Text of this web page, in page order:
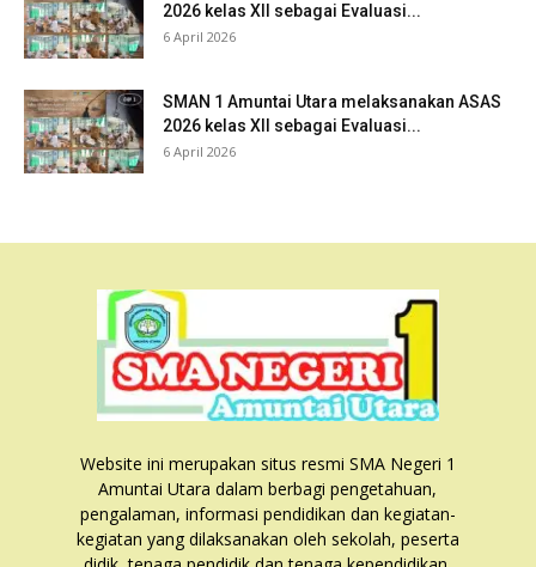
2026 kelas XII sebagai Evaluasi...
6 April 2026
SMAN 1 Amuntai Utara melaksanakan ASAS
2026 kelas XII sebagai Evaluasi...
6 April 2026
Website ini merupakan situs resmi SMA Negeri 1
Amuntai Utara dalam berbagi pengetahuan,
pengalaman, informasi pendidikan dan kegiatan-
kegiatan yang dilaksanakan oleh sekolah, peserta